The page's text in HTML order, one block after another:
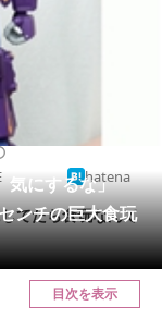
気にするな」
ンチの巨大食玩
hatena
てたら食玩なんて
目次を表示